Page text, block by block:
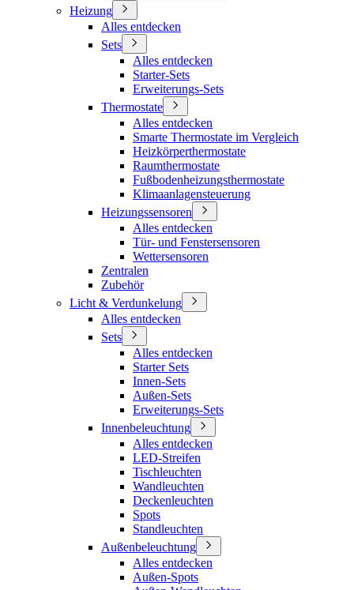
Heizung
Alles entdecken
Sets
Alles entdecken
Starter-Sets
Erweiterungs-Sets
Thermostate
Alles entdecken
Smarte Thermostate im Vergleich
Heizkörperthermostate
Raumthermostate
Fußbodenheizungsthermostate
Klimaanlagensteuerung
Heizungssensoren
Alles entdecken
Tür- und Fenstersensoren
Wettersensoren
Zentralen
Zubehör
Licht & Verdunkelung
Alles entdecken
Sets
Alles entdecken
Starter Sets
Innen-Sets
Außen-Sets
Erweiterungs-Sets
Innenbeleuchtung
Alles entdecken
LED-Streifen
Tischleuchten
Wandleuchten
Deckenleuchten
Spots
Standleuchten
Außenbeleuchtung
Alles entdecken
Außen-Spots